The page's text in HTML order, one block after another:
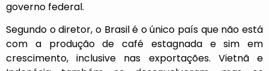
governo federal.
Segundo o diretor, o Brasil é o único país que não está
com a produção de café estagnada e sim em
crescimento, inclusive nas exportações. Vietnã e